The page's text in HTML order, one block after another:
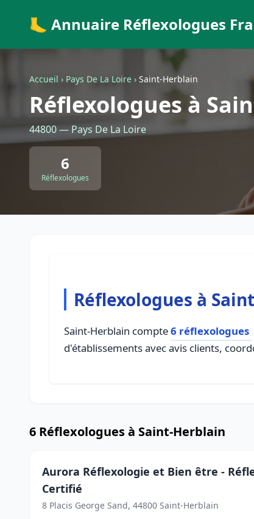
🦶 Annuaire Réflexologues
Accueil › Pays De La Loire › Saint-Herblain
Réflexologues à
44800 — Pays De La Loire
6
Réflexologues
Réflexologues à
Saint-Herblain compte6 réflexologues
d'établissements avec avis clients,
6 Réflexologues à Saint-Herblain
Aurora Réflexologie et Bien être -
Certifié
8 Placis George Sand, 44800 Saint-Herblain